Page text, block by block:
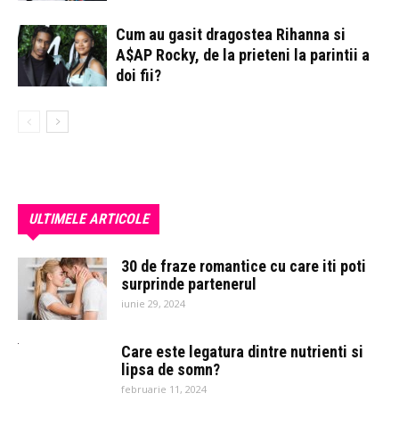
Cum au gasit dragostea Rihanna si
A$AP Rocky, de la prieteni la parintii a
doi fii?
ULTIMELE ARTICOLE
30 de fraze romantice cu care iti poti
surprinde partenerul
iunie 29, 2024
Care este legatura dintre nutrienti si
lipsa de somn?
februarie 11, 2024